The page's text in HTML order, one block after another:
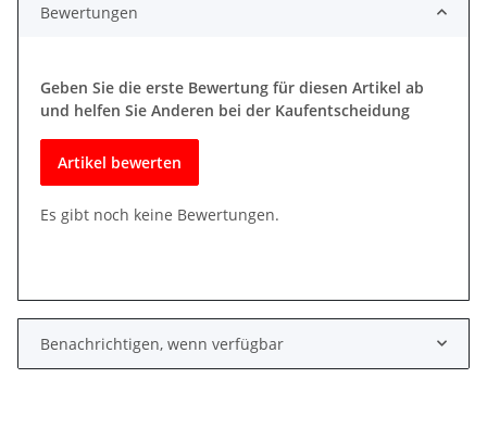
Bewertungen
Geben Sie die erste Bewertung für diesen Artikel ab
und helfen Sie Anderen bei der Kaufentscheidung
Artikel bewerten
Es gibt noch keine Bewertungen.
Benachrichtigen, wenn verfügbar